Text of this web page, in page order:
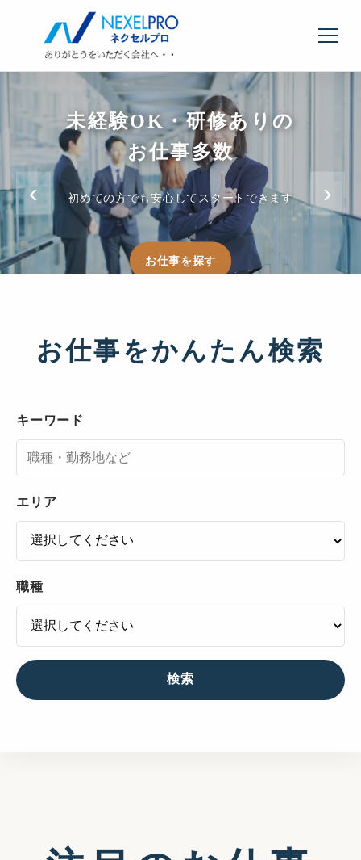
希望の仕事が
きっと見つかる
事務・IT・製造など常時5,000件以上の求人を掲載中
お仕事を探す
未経験OK・研修ありの
お仕事多数
初めての方でも安心してスタートできます
お仕事を探す
週3日〜・短時間勤務
選べる働き方
ライフスタイルに合わせた勤務スタイルが見つかります
求人を見る
‹ ›
お仕事をかんたん検索
キーワード
エリア
職種
検索